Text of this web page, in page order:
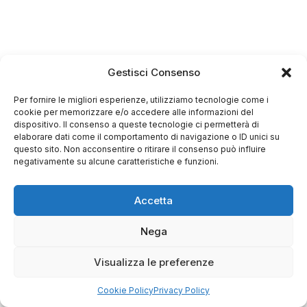
Gestisci Consenso
Per fornire le migliori esperienze, utilizziamo tecnologie come i
cookie per memorizzare e/o accedere alle informazioni del
dispositivo. Il consenso a queste tecnologie ci permetterà di
elaborare dati come il comportamento di navigazione o ID unici su
questo sito. Non acconsentire o ritirare il consenso può influire
negativamente su alcune caratteristiche e funzioni.
Accetta
Nega
Visualizza le preferenze
Cookie PolicyPrivacy Policy